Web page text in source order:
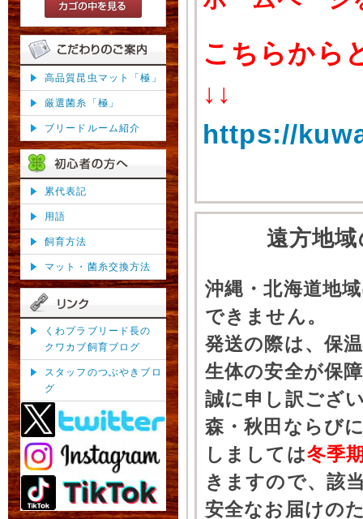
高品質昆虫マット「極」
厳選菌糸「極」
ブリードルーム紹介
累代表記
用語
飼育方法
マット・菌糸交換方法
くわプラブリード長の
クワカブ飼育ブログ
スタッフのつぶやきブロ
グ
こちらから
↓↓
https://
遠方地
沖縄・北海道地
できません。
発送の際は、保
生体の安全が保
誠に申し訳ござ
森・秋田ならび
しましては冬季
きますので、該
安全なお届けの